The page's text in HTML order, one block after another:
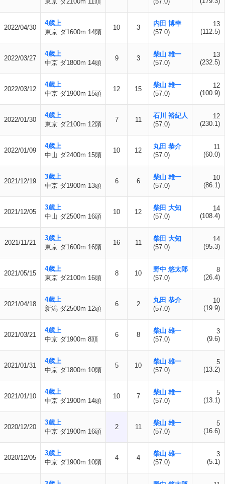
2022/04/30
4歳上
東京 ダ1600m 14頭
10 3
内田 博幸
(57.0)
13
(112.5)
2022/03/27
4歳上
中京 ダ1800m 14頭
9 3
柴山 雄一
(57.0)
13
(232.5)
2022/03/12
4歳上
中京 ダ1900m 15頭
12 15
柴山 雄一
(57.0)
12
(100.9)
2022/01/30
4歳上
東京 ダ2100m 12頭
7 11
石川 裕紀人
(57.0)
12
(230.1)
2022/01/09
4歳上
中山 ダ2400m 15頭
10 12
丸田 恭介
(57.0)
11
(60.0)
2021/12/19
3歳上
中京 ダ1900m 13頭
6 6
柴山 雄一
(57.0)
10
(86.1)
2021/12/05
3歳上
中山 ダ2500m 16頭
10 12
柴田 大知
(57.0)
14
(108.4)
2021/11/21
3歳上
東京 ダ1600m 16頭
16 11
柴田 大知
(57.0)
14
(95.3)
2021/05/15
4歳上
東京 ダ2100m 16頭
8 10
野中 悠太郎
(57.0)
8
(26.4)
2021/04/18
4歳上
新潟 ダ2500m 12頭
6 2
丸田 恭介
(57.0)
10
(19.9)
2021/03/21
4歳上
中京 ダ1900m 8頭
6 8
柴山 雄一
(57.0)
3
(9.6)
2021/01/31
4歳上
中京 ダ1800m 10頭
5 10
柴山 雄一
(57.0)
5
(13.2)
2021/01/10
4歳上
中京 ダ1900m 14頭
10 7
柴山 雄一
(57.0)
5
(13.1)
2020/12/20
3歳上
中京 ダ1900m 16頭
2 11
柴山 雄一
(57.0)
5
(16.6)
2020/12/05
3歳上
中京 ダ1900m 10頭
4 4
柴山 雄一
(57.0)
3
(5.1)